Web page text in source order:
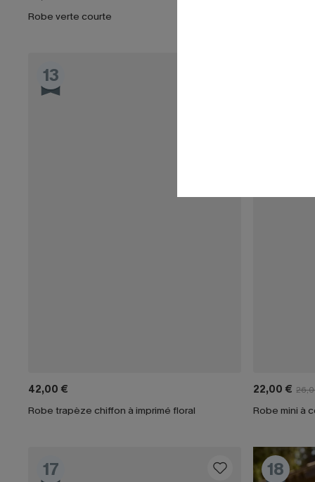
Robe verte courte
13
42,00 €
Robe trapèze chiffon à imprimé floral
22,00 €
Robe mini à
17 18